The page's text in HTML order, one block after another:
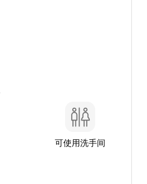
可使用洗手间